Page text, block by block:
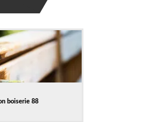
boiserie 88